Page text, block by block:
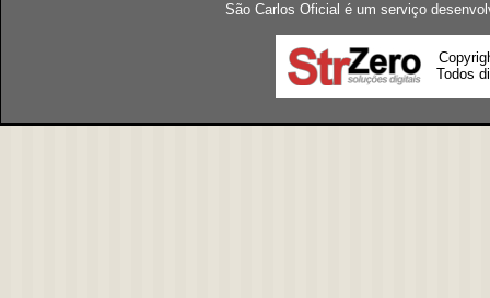
São Carlos Oficial é um serviço
Todos